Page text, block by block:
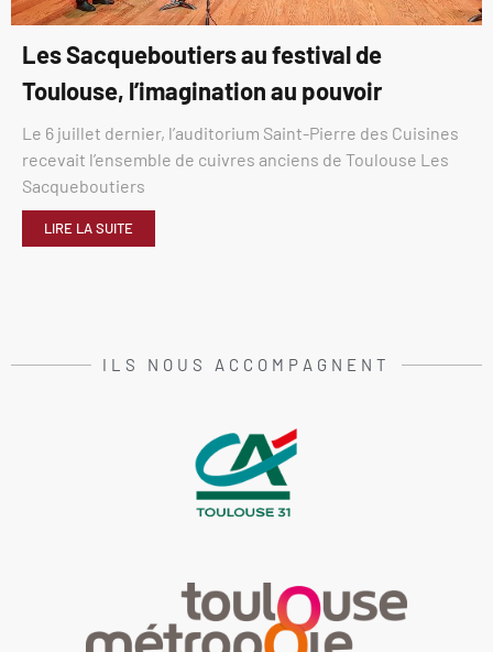
Les Sacqueboutiers au festival de
Toulouse, l’imagination au pouvoir
Le 6 juillet dernier, l’auditorium Saint-Pierre des Cuisines
recevait l’ensemble de cuivres anciens de Toulouse Les
Sacqueboutiers
LIRE LA SUITE
ILS NOUS ACCOMPAGNENT